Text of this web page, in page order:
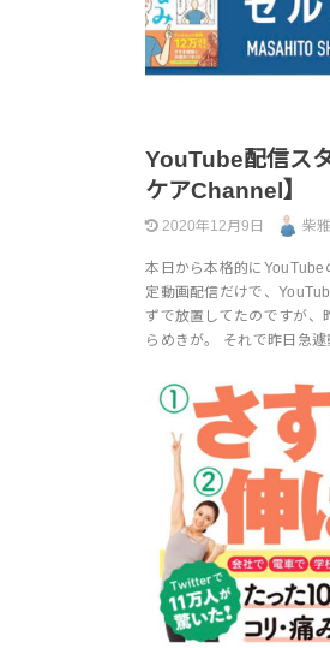
YouTube配信ス
ケアChannel】
2020年12月9日 柴
本日から本格的に
定動画配信だけで、
ずで放置してたのですが、
らめきが。 それで昨日急遽